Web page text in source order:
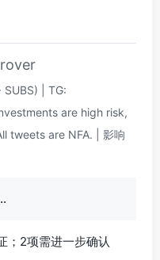
| TG:
are high risk,
tweets are NFA. | 影响
；2项需进一步确认